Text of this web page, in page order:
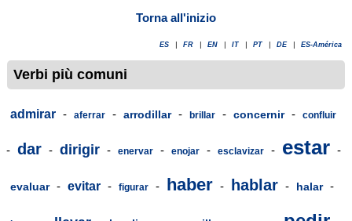
Torna all'inizio
ES FR EN IT PT DE ES-América
Verbi più comuni
admirar - aferrar - arrodillar - brillar - concernir - confluir
- dar - dirigir - enervar - enojar - esclavizar - estar -
evaluar - evitar - figurar - haber - hablar - halar -